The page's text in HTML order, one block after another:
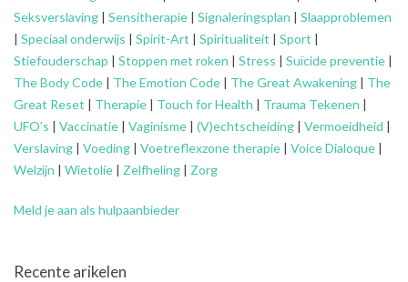
Seksverslaving | Sensitherapie | Signaleringsplan | Slaapproblemen
| Speciaal onderwijs | Spirit-Art | Spiritualiteit | Sport |
Stiefouderschap | Stoppen met roken | Stress | Suïcide preventie |
The Body Code | The Emotion Code | The Great Awakening | The
Great Reset | Therapie | Touch for Health | Trauma Tekenen |
UFO’s | Vaccinatie | Vaginisme | (V)echtscheiding | Vermoeidheid |
Verslaving | Voeding | Voetreflexzone therapie | Voice Dialoque |
Welzijn | Wietolie | Zelfheling | Zorg
Meld je aan als hulpaanbieder
Recente arikelen